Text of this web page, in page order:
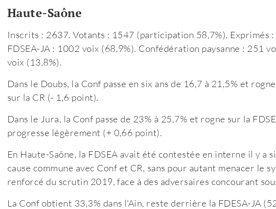
Haute-Saône
Inscrits : 2637. Votants : 1547 (participation 58,7%). Exprimés
FDSEA-JA : 1002 voix (68,9%). Confédération paysanne : 251
voix (13,8%).
Dans le Doubs, la Conf passe en six ans de 16,7 à 21,5% et
sur la CR (- 1,6 point).
Dans le Jura, la Conf passe de 23% à 25,7% et rogne sur la
progresse légèrement (+ 0,66 point).
En Haute-Saône, la FDSEA avait été contestée en interne il y a
cause commune avec Conf et CR, sans pour autant menacer le
renforcé du scrutin 2019, face à des adversaires concourant
La Conf obtient 33,3% dans l'Ain, reste derrière la FDESA-JA